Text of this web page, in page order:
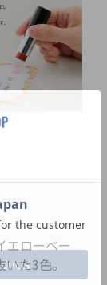
エローベー
た3色。